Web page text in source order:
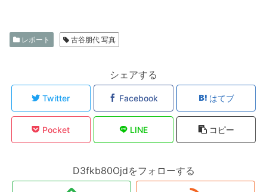
レポート 古谷朋代 写真
シェアする
Twitter Facebook はてブ
Pocket LINE コピー
D3fkb80Ojdをフォローする